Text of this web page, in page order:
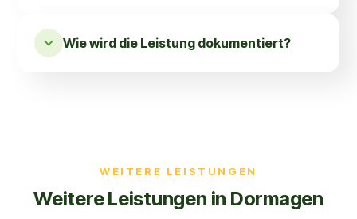
Wie wird die Leistung dokumentiert?
WEITERE LEISTUNGEN
Weitere Leistungen in Dormagen